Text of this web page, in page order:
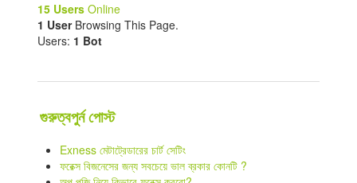
15 Users Online
1 UserBrowsing This Page.
Users: 1 Bot
গুরুত্বপুর্ন পোস্ট
Exness মেটাট্রেডারের চার্ট সেটিং
ফরেক্স বিজনেসের জন্য সবচেয়ে ভাল ব্রকার কোনটি ?